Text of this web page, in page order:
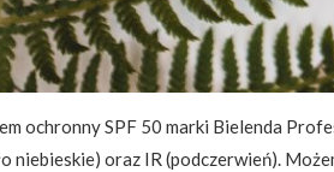
ochronny SPF 50 marki Bielenda
niebieskie) oraz IR (podczerwień).